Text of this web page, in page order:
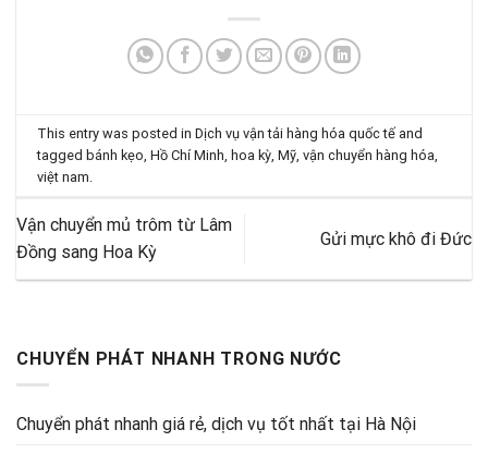
This entry was posted inDịch vụ vận tải hàng hóa quốc tếand
taggedbánh kẹo ,Hồ Chí Minh ,hoa kỳ ,Mỹ ,vận chuyển hàng hóa
việt nam
Vận chuyển mủ trôm từ Lâm
Đồng sang Hoa Kỳ
Gửi mực khô đi Đức
CHUYỂN PHÁT NHANH TRONG NƯỚC
Chuyển phát nhanh giá rẻ, dịch vụ tốt nhất tại Hà Nội